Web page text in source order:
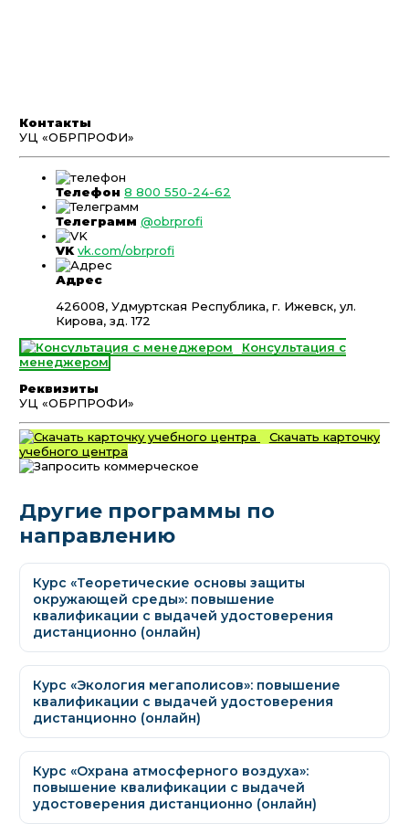
Контакты
УЦ «ОБРПРОФИ»
Телефон 8 800 550-24-62
Телеграмм @obrprofi
VK vk.com/obrprofi
Адрес
426008, Удмуртская Республика, г. Ижевск, ул.
Кирова, зд. 172
Консультация с
менеджером
Реквизиты
УЦ «ОБРПРОФИ»
Скачать карточку
учебного центра
Другие программы по
направлению
Курс «Теоретические основы защиты
окружающей среды»: повышение
квалификации с выдачей удостоверения
дистанционно (онлайн)
Курс «Экология мегаполисов»: повышение
квалификации с выдачей удостоверения
дистанционно (онлайн)
Курс «Охрана атмосферного воздуха»:
повышение квалификации с выдачей
удостоверения дистанционно (онлайн)